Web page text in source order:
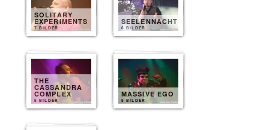
SOLITARY
EXPERIMENTS
7 BILDER
SEELENNACHT
6 BILDER
THE
CASSANDRA
COMPLEX
5 BILDER
MASSIVE EGO
5 BILDER